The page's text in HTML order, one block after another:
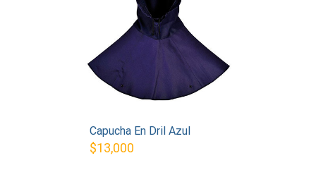
Capucha En Dril Azul
$13,000